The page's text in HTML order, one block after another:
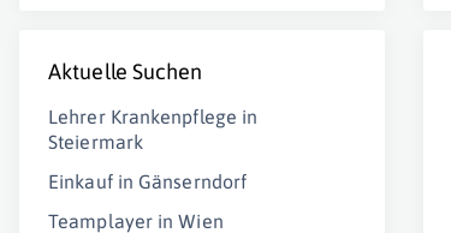
Aktuelle Suchen
Lehrer Krankenpflege in
Steiermark
Einkauf in Gänserndorf
Teamplayer in Wien